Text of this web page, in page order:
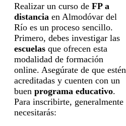
Realizar un curso de FP a
distancia en Almodóvar del
Río es un proceso sencillo.
Primero, debes investigar las
escuelas que ofrecen esta
modalidad de formación
online. Asegúrate de que estén
acreditadas y cuenten con un
buen programa educativo.
Para inscribirte, generalmente
necesitarás: